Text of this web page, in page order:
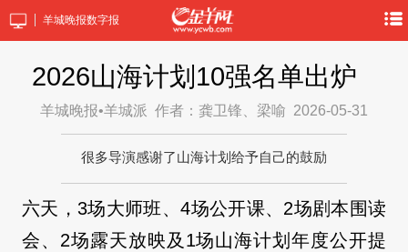
羊城晚报数字报
2026山海计划10强名单出炉
羊城晚报•羊城派 作者：龚卫锋、梁喻 2026-05-31
很多导演感谢了山海计划给予自己的鼓励
六天，3场大师班、4场公开课、2场剧本围读
会、2场露天放映及1场山海计划年度公开提